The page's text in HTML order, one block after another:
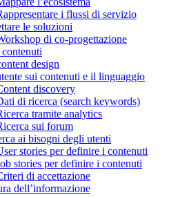
i flussi di servizio
le soluzioni
di co-progettazione
design
sui contenuti e il linguaggio
discovery
di ricerca (search keywords)
tramite analytics
sui forum
ai bisogni degli utenti
stories per definire i contenuti
stories per definire i contenuti
di accettazione
dell’informazione